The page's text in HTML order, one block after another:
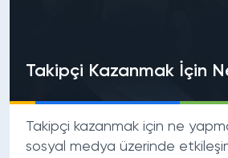
Takipçi Kazanmak İçin
Takipçi kazanmak için ne
sosyal medya üzerinde